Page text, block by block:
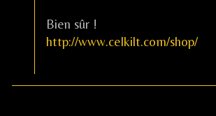
Bien sûr !
http://www.celkilt.com/shop/